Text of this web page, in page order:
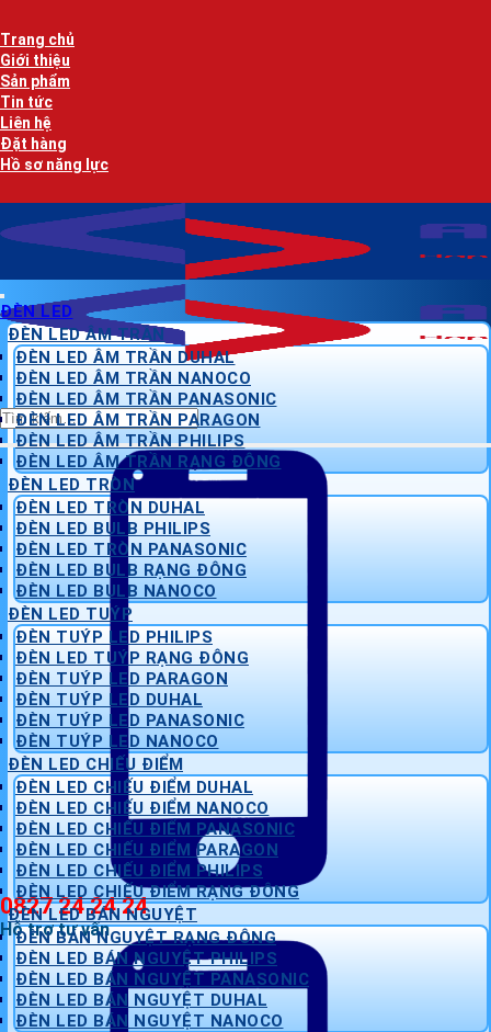
qua
nội
dung
Trang chủ
Giới thiệu
Sản phẩm
Tin tức
Liên hệ
Đặt hàng
Hồ sơ năng lực
Tìm
kiếm:
0827 24 24 24
Hỗ trợ tư vấn
ĐÈN LED
ĐÈN LED ÂM TRẦN
ĐÈN LED ÂM TRẦN DUHAL
ĐÈN LED ÂM TRẦN NANOCO
ĐÈN LED ÂM TRẦN PANASONIC
ĐÈN LED ÂM TRẦN PARAGON
ĐÈN LED ÂM TRẦN PHILIPS
ĐÈN LED ÂM TRẦN RẠNG ĐÔNG
ĐÈN LED TRÒN
ĐÈN LED TRÒN DUHAL
ĐÈN LED BULB PHILIPS
ĐÈN LED TRÒN PANASONIC
ĐÈN LED BULB RẠNG ĐÔNG
ĐÈN LED BULB NANOCO
ĐÈN LED TUÝP
ĐÈN TUÝP LED PHILIPS
ĐÈN LED TUÝP RẠNG ĐÔNG
ĐÈN TUÝP LED PARAGON
ĐÈN TUÝP LED DUHAL
ĐÈN TUÝP LED PANASONIC
ĐÈN TUÝP LED NANOCO
ĐÈN LED CHIẾU ĐIỂM
ĐÈN LED CHIẾU ĐIỂM DUHAL
ĐÈN LED CHIẾU ĐIỂM NANOCO
ĐÈN LED CHIẾU ĐIỂM PANASONIC
ĐÈN LED CHIẾU ĐIỂM PARAGON
ĐÈN LED CHIẾU ĐIỂM PHILIPS
ĐÈN LED CHIẾU ĐIỂM RẠNG ĐÔNG
ĐÈN LED BÁN NGUYỆT
ĐÈN BÁN NGUYỆT RẠNG ĐÔNG
ĐÈN LED BÁN NGUYỆT PHILIPS
ĐÈN LED BÁN NGUYỆT PANASONIC
ĐÈN LED BÁN NGUYỆT DUHAL
ĐÈN LED BÁN NGUYỆT NANOCO